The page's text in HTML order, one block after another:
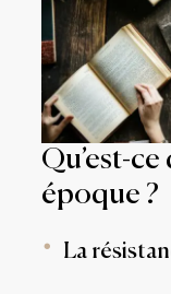
Qu’est-
époque ?
La